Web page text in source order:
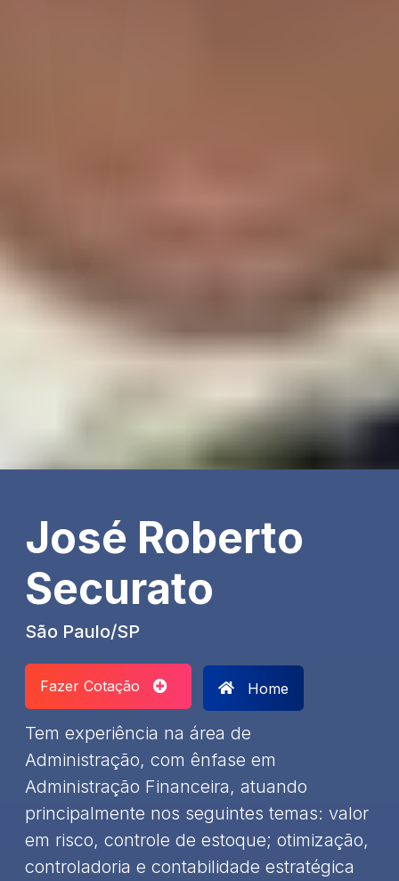
José Roberto
Securato
São Paulo/SP
Fazer Cotação Home
Tem experiência na área de
Administração, com ênfase em
Administração Financeira, atuando
principalmente nos seguintes temas: valor
em risco, controle de estoque; otimização,
controladoria e contabilidade estratégica